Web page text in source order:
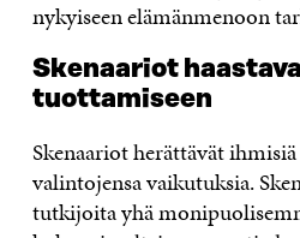
nykyiseen elämänmenoon
Skenaariot
tuottamiseen
Skenaariot herättävät
valintojensa vaikutuksia.
tutkijoita yhä